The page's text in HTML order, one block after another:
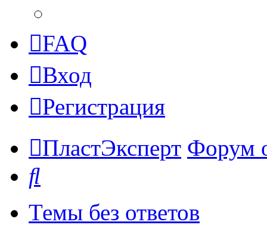
FAQ
Вход
Регистрация
ПластЭксперт Форум
Темы без ответов